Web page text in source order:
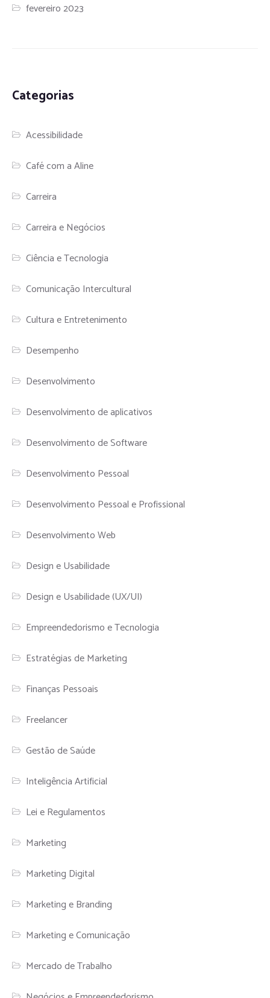
fevereiro 2023
Categorias
Acessibilidade
Café com a Aline
Carreira
Carreira e Negócios
Ciência e Tecnologia
Comunicação Intercultural
Cultura e Entretenimento
Desempenho
Desenvolvimento
Desenvolvimento de aplicativos
Desenvolvimento de Software
Desenvolvimento Pessoal
Desenvolvimento Pessoal e Profissional
Desenvolvimento Web
Design e Usabilidade
Design e Usabilidade (UX/UI)
Empreendedorismo e Tecnologia
Estratégias de Marketing
Finanças Pessoais
Freelancer
Gestão de Saúde
Inteligência Artificial
Lei e Regulamentos
Marketing
Marketing Digital
Marketing e Branding
Marketing e Comunicação
Mercado de Trabalho